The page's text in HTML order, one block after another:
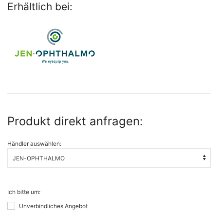
Erhältlich bei:
Produkt direkt anfragen:
Händler auswählen:
Ich bitte um:
Unverbindliches Angebot